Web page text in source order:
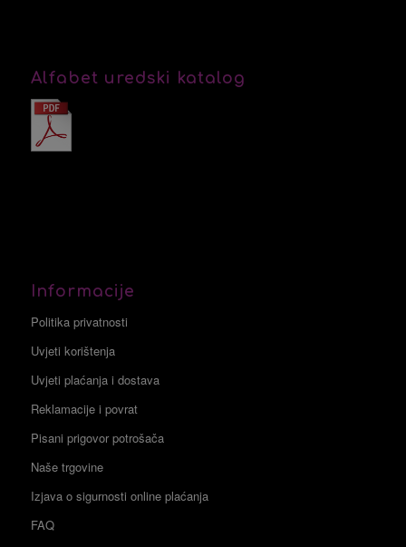
Alfabet uredski katalog
Informacije
Politika privatnosti
Uvjeti korištenja
Uvjeti plaćanja i dostava
Reklamacije i povrat
Pisani prigovor potrošača
Naše trgovine
Izjava o sigurnosti online plaćanja
FAQ